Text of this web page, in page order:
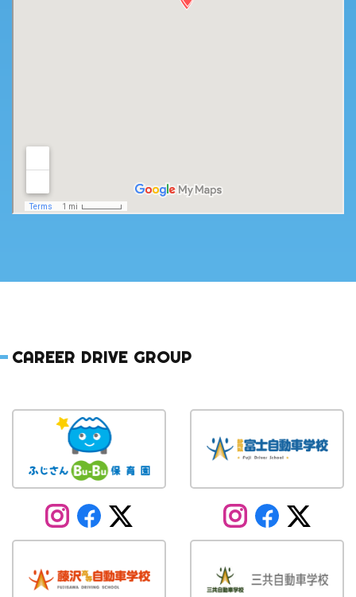
CAREER DRIVE GROUP